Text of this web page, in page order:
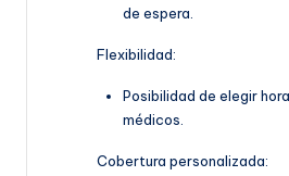
de espera.
Flexibilidad:
Posibilidad de elegir
médicos.
Cobertura personalizada: